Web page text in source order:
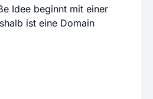
Idee beginnt mit einer
ist eine Domain